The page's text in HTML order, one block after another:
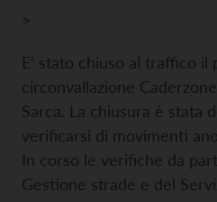
>
E’ stato chiuso al traffico il
circonvallazione
Sarca. La chiusura è stata
verificarsi di movimenti
In corso le verifiche da
Gestione strade e del